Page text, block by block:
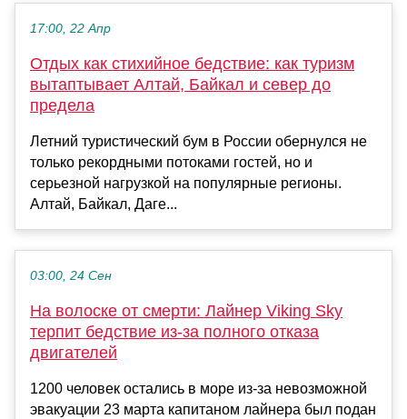
17:00, 22 Апр
Отдых как стихийное бедствие: как туризм
вытаптывает Алтай, Байкал и север до
предела
Летний туристический бум в России обернулся не
только рекордными потоками гостей, но и
серьезной нагрузкой на популярные регионы.
Алтай, Байкал, Даге...
03:00, 24 Сен
На волоске от смерти: Лайнер Viking Sky
терпит бедствие из-за полного отказа
двигателей
1200 человек остались в море из-за невозможной
эвакуации 23 марта капитаном лайнера был подан